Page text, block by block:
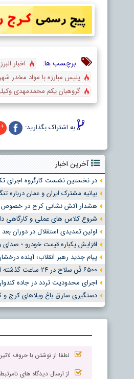
برچسب ها: اخبار البرز
پلیس مبارزه با مواد مخدر
گروهبان یکم محمدمهدی
به اشتراک بگذارید:
آخرین اخبار
در نخستین نشست کارگروه اجرای
بیانیه مشترک ایران و عمان درباره
هشدار آتش نشانی کرج در خصوص
شروع کلاس های عملی و کارگاهی
اولین تمدیدی استقلال در
افزایش یکباره قیمت خودرو ؛
پیام جدید رهبر انقلاب؛ آینده
۶۵۰۰ تُن سلاح در ۲۴ ساعت گذشته از آمریکا به اسرائیل ارس
اجرای محدودیت تردد در جاده
دستگیری سارق باغ ویلاهای کرج و کشف ۵۶
لطفا از نوشتن با حروف
از ارسال دیدگاه های